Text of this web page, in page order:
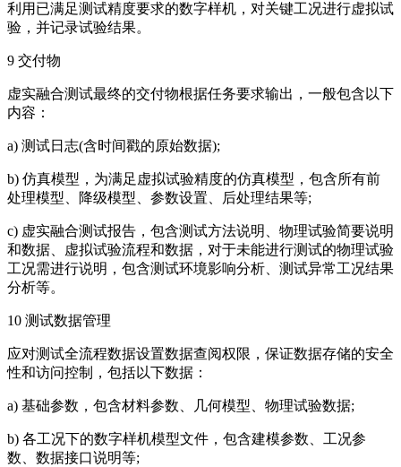
利用已满足测试精度要求的数字样机，对关键工况进行虚拟试
验，并记录试验结果。
9 交付物
虚实融合测试最终的交付物根据任务要求输出，一般包含以下
内容：
a) 测试日志(含时间戳的原始数据);
b) 仿真模型，为满足虚拟试验精度的仿真模型，包含所有前
处理模型、降级模型、参数设置、后处理结果等;
c) 虚实融合测试报告，包含测试方法说明、物理试验简要说明
和数据、虚拟试验流程和数据，对于未能进行测试的物理试验
工况需进行说明，包含测试环境影响分析、测试异常工况结果
分析等。
10 测试数据管理
应对测试全流程数据设置数据查阅权限，保证数据存储的安全
性和访问控制，包括以下数据：
a) 基础参数，包含材料参数、几何模型、物理试验数据;
b) 各工况下的数字样机模型文件，包含建模参数、工况参
数、数据接口说明等;